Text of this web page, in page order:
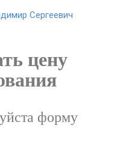
Сергеевич
цену
форму